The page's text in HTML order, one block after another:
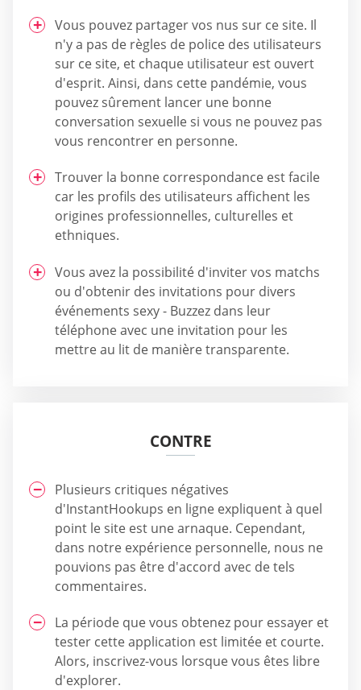
Vous pouvez partager vos nus sur ce site. Il
n'y a pas de règles de police des utilisateurs
sur ce site, et chaque utilisateur est ouvert
d'esprit. Ainsi, dans cette pandémie, vous
pouvez sûrement lancer une bonne
conversation sexuelle si vous ne pouvez pas
vous rencontrer en personne.
Trouver la bonne correspondance est facile
car les profils des utilisateurs affichent les
origines professionnelles, culturelles et
ethniques.
Vous avez la possibilité d'inviter vos matchs
ou d'obtenir des invitations pour divers
événements sexy - Buzzez dans leur
téléphone avec une invitation pour les
mettre au lit de manière transparente.
CONTRE
Plusieurs critiques négatives
d'InstantHookups en ligne expliquent à quel
point le site est une arnaque. Cependant,
dans notre expérience personnelle, nous ne
pouvions pas être d'accord avec de tels
commentaires.
La période que vous obtenez pour essayer et
tester cette application est limitée et courte.
Alors, inscrivez-vous lorsque vous êtes libre
d'explorer.